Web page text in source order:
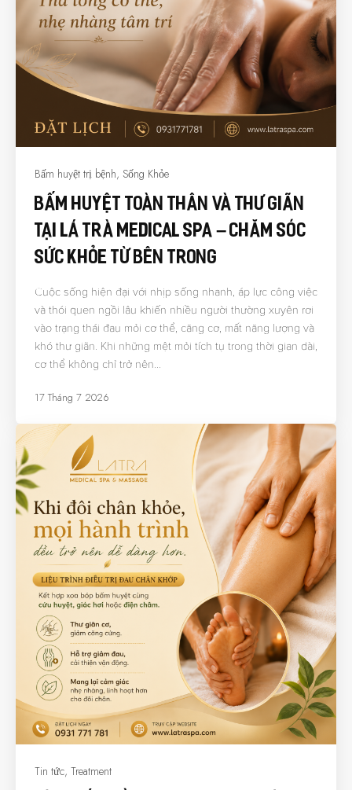
Bấm huyệt trị bệnh, Sống Khỏe
Bấm Huyệt Toàn Thân Và Thư Giãn
Tại Lá Trà Medical Spa – Chăm Sóc
Sức Khỏe Từ Bên Trong
Cuộc sống hiện đại với nhịp sống nhanh, áp lực công việc
và thói quen ngồi lâu khiến nhiều người thường xuyên rơi
vào trạng thái đau mỏi cơ thể, căng cơ, mất năng lượng và
khó thư giãn. Khi những mệt mỏi tích tụ trong thời gian dài,
cơ thể không chỉ trở nên…
17 Tháng 7 2026
Tin tức, Treatment